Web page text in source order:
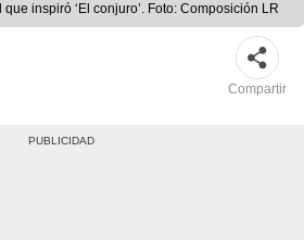
inspiró ‘El conjuro’. Foto: Composición LR
Compartir